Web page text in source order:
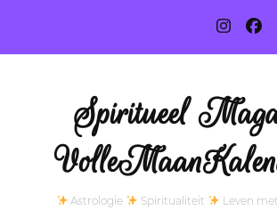
Spiritueel
Astrologie Spiritualiteit Leven